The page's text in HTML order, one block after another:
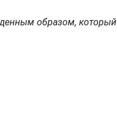
образом, который